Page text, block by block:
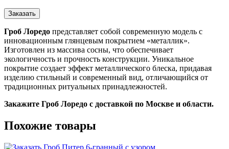
Заказать
Гроб Лоредо представляет собой современную модель с
инновационным глянцевым покрытием «металлик».
Изготовлен из массива сосны, что обеспечивает
экологичность и прочность конструкции. Уникальное
покрытие создает эффект металлического блеска, придавая
изделию стильный и современный вид, отличающийся от
традиционных ритуальных принадлежностей.
Закажите Гроб Лоредо с доставкой по Москве и области.
Похожие товары